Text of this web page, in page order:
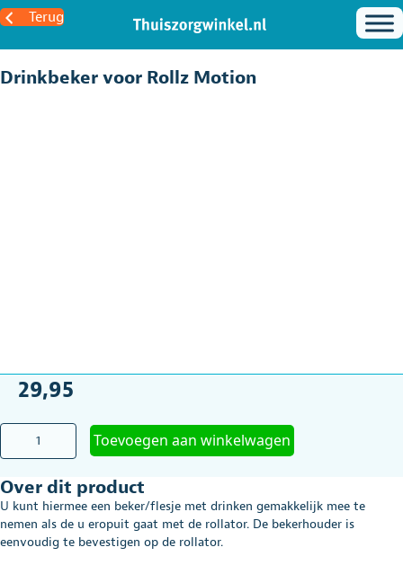
Terug
Drinkbeker voor Rollz Motion
29,95
Drinkbeker
Motion
aantal
Toevoegen aan winkelwagen
Over dit product
U kunt hiermee een beker/flesje met drinken gemakkelijk mee te
nemen als de u eropuit gaat met de rollator. De bekerhouder is
eenvoudig te bevestigen op de rollator.